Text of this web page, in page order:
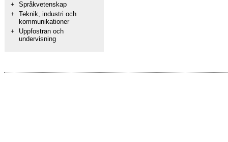
+ Språkvetenskap
+ Teknik, industri och
kommunikationer
+
Uppfostran och
undervisning